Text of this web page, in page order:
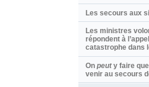
Les secours aux
Les ministres
répondent à
catastrophe dans
On peuty faire
venir au secours